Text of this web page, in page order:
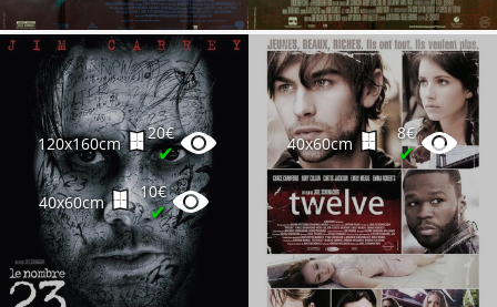
120x160cm
20€
✔
40x60cm
10€
✔
40x60cm
8€
✔